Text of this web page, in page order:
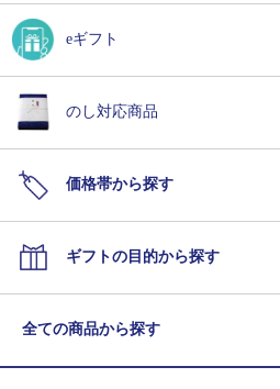
eギフト
のし対応商品
価格帯から探す
ギフトの目的から探す
全ての商品から探す